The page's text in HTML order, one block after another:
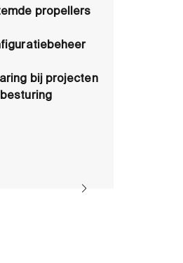
propellers
bij projecten